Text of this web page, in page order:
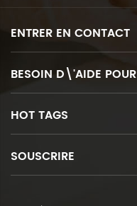
ENTRER EN CONTACT
BESOIN D\'AIDE POUR
HOT TAGS
SOUSCRIRE